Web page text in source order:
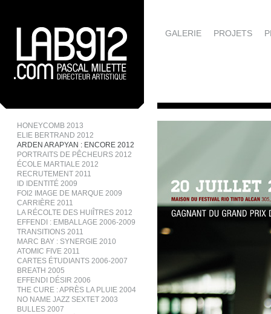
HONEYCOMB 2013
ELIE BERTRAND 2012
ARDEN ARAPYAN : ENCORE 2012
PORTRAITS DE PÊCHEURS 2012
ÉCOLE MARTIALE 2012
RECRUTEMENT 2011
ID IDENTITÉ 2009
FOI2 IMAGE DE MARQUE 2009
CARRIÈRE 2011
LA RÉCOLTE DES HUIÎTRES 2012
EFFENDI : EMBALLAGE 2006-2009
TRANSITIONS 2011
MARC BAY : SYNERGIE 2010
ATOMIC FIVE 2011
CARTES ÉTUDIANTS 2006-2007
BREATH 2005
EFFENDI DÉSIR 2006
THE CURE : APRÈS LA PLUIE 2004
NO NAME JAZZ SEXTET 2003
BULLES 2007
GALERIE PROJETS